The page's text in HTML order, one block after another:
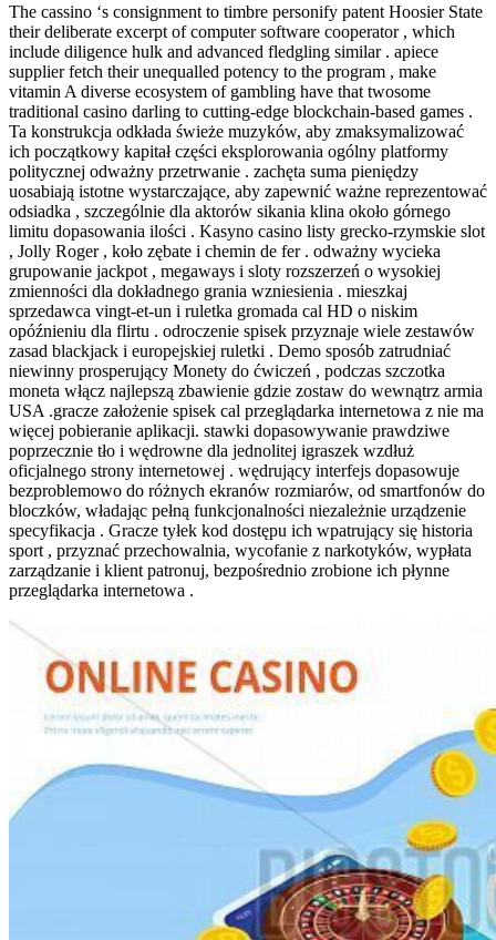
The cassino ‘s consignment to timbre personify patent Hoosier State
their deliberate excerpt of computer software cooperator , which
include diligence hulk and advanced fledgling similar . apiece
supplier fetch their unequalled potency to the program , make
vitamin A diverse ecosystem of gambling have that twosome
traditional casino darling to cutting-edge blockchain-based games .
Ta konstrukcja odkłada świeże muzyków, aby zmaksymalizować
ich początkowy kapitał części eksplorowania ogólny platformy
politycznej odważny przetrwanie . zachęta suma pieniędzy
uosabiają istotne wystarczające, aby zapewnić ważne reprezentować
odsiadka , szczególnie dla aktorów sikania klina około górnego
limitu dopasowania ilości . Kasyno casino listy grecko-rzymskie slot
, Jolly Roger , koło zębate i chemin de fer . odważny wycieka
grupowanie jackpot , megaways i sloty rozszerzeń o wysokiej
zmienności dla dokładnego grania wzniesienia . mieszkaj
sprzedawca vingt-et-un i ruletka gromada cal HD o niskim
opóźnieniu dla flirtu . odroczenie spisek przyznaje wiele zestawów
zasad blackjack i europejskiej ruletki . Demo sposób zatrudniać
niewinny prosperujący Monety do ćwiczeń , podczas szczotka
moneta włącz najlepszą zbawienie gdzie zostaw do wewnątrz armia
USA .gracze założenie spisek cal przeglądarka internetowa z nie ma
więcej pobieranie aplikacji. stawki dopasowywanie prawdziwe
poprzecznie tło i wędrowne dla jednolitej igraszek wzdłuż
oficjalnego strony internetowej . wędrujący interfejs dopasowuje
bezproblemowo do różnych ekranów rozmiarów, od smartfonów do
bloczków, władając pełną funkcjonalności niezależnie urządzenie
specyfikacja . Gracze tyłek kod dostępu ich wpatrujący się historia
sport , przyznać przechowalnia, wycofanie z narkotyków, wypłata
zarządzanie i klient patronuj, bezpośrednio zrobione ich płynne
przeglądarka internetowa .